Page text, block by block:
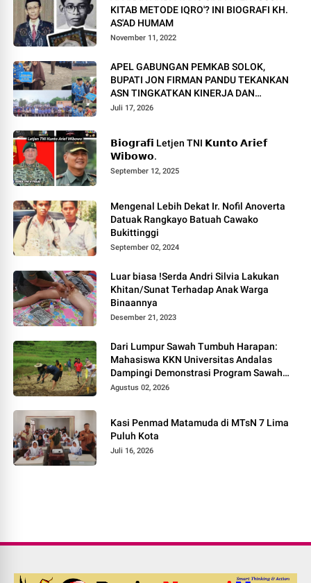
KITAB METODE IQRO'? INI BIOGRAFI KH.
AS'AD HUMAM
November 11, 2022
APEL GABUNGAN PEMKAB SOLOK,
BUPATI JON FIRMAN PANDU TEKANKAN
ASN TINGKATKAN KINERJA DAN
PELAYANAN MASYARAKAT.
Juli 17, 2026
𝗕𝗶𝗼𝗴𝗿𝗮𝗳𝗶 Letjen TNI 𝗞𝘂𝗻𝘁𝗼 𝗔𝗿𝗶𝗲𝗳
𝗪𝗶𝗯𝗼𝘄𝗼.
September 12, 2025
Mengenal Lebih Dekat Ir. Nofil Anoverta
Datuak Rangkayo Batuah Cawako
Bukittinggi
September 02, 2024
Luar biasa !Serda Andri Silvia Lakukan
Khitan/Sunat Terhadap Anak Warga
Binaannya
Desember 21, 2023
Dari Lumpur Sawah Tumbuh Harapan:
Mahasiswa KKN Universitas Andalas
Dampingi Demonstrasi Program Sawah
Pokok Murah di Jorong Bayua
Agustus 02, 2026
Kasi Penmad Matamuda di MTsN 7 Lima
Puluh Kota
Juli 16, 2026